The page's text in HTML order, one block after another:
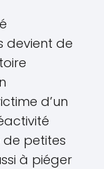
devient de
d’un
de petites
à piéger